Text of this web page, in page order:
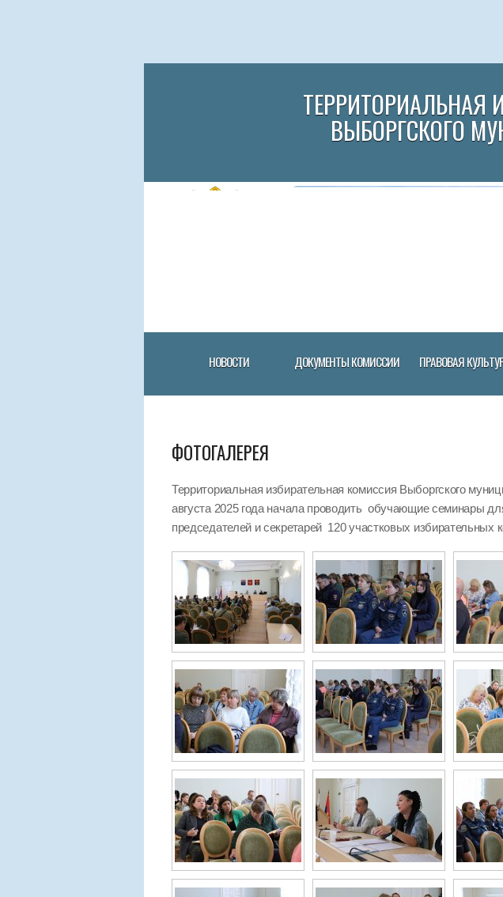
ТЕРРИТОРИАЛЬНАЯ
ВЫБОРГСКОГО
НОВОСТИ ДОКУМЕНТЫ КОМИССИИ ПРАВОВАЯ
ФОТОГАЛЕРЕЯ
Территориальная избирательная комиссия Выборгского
августа 2025 года начала проводить обучающие семинары
председателей и секретарей 120 участковых избирательных